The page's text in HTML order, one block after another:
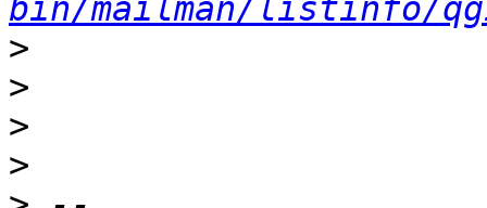
bin/mailman/listinfo/
>
>
>
>